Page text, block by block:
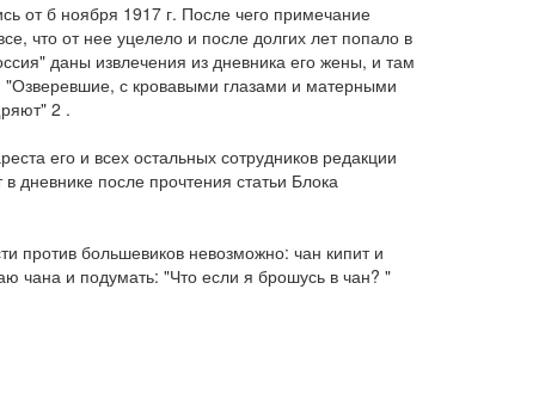
от б ноября 1917 г. После чего примечание
что от нее уцелело и после долгих лет попало в
даны извлечения из дневника его жены, и там
"Озверевшие, с кровавыми глазами и матерными
2 .
его и всех остальных сотрудников редакции
после прочтения статьи Блока
против большевиков невозможно: чан кипит и
чана и подумать: "Что если я брошусь в чан? "